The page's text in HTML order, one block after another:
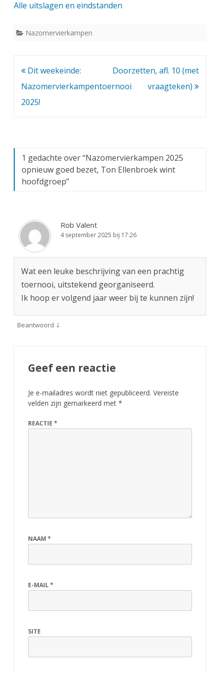
Alle uitslagen en eindstanden
Nazomervierkampen
Bericht
navigatie
Dit weekeinde:
Nazomervierkampentoernooi
2025!
Doorzetten, afl. 10 (met
vraagteken)
1 gedachte over “Nazomervierkampen 2025
opnieuw goed bezet, Ton Ellenbroek wint
hoofdgroep”
Rob Valent
4 september 2025 bij 17:26
Wat een leuke beschrijving van een prachtig
toernooi, uitstekend georganiseerd.
Ik hoop er volgend jaar weer bij te kunnen zijn!
Beantwoord ↓
Geef een reactie
Je e-mailadres wordt niet gepubliceerd. Vereiste
velden zijn gemarkeerd met *
REACTIE *
NAAM *
E-MAIL*
SITE